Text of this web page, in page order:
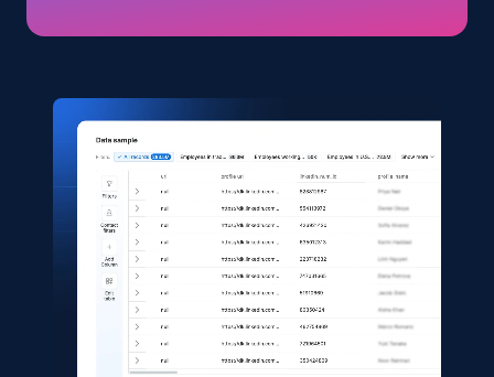
5.4K+
Shein- Products
Product name, Description, Initial price, Final
price, Currency, In stock, Color, Size, and more.
eCommerce